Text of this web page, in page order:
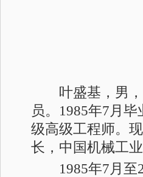
叶盛基，男，
员。1985年7月
级高级工程师。
长，中国机械工
1985年7月至